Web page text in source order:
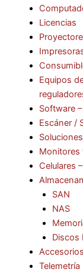
Licencias
Equipos
Software
Escáner /
Monitores
Celulares
SAN
NAS
Discos
Telemetría